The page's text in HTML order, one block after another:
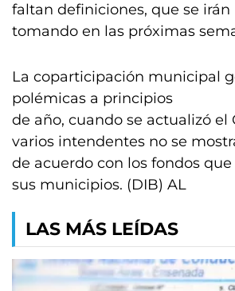
faltan definiciones, que se irán
tomando en las próximas
La coparticipación municipal
polémicas a principios
de año, cuando se actualizó el
varios intendentes no se
de acuerdo con los fondos
sus municipios. (DIB) AL
LAS MÁS LEÍDAS